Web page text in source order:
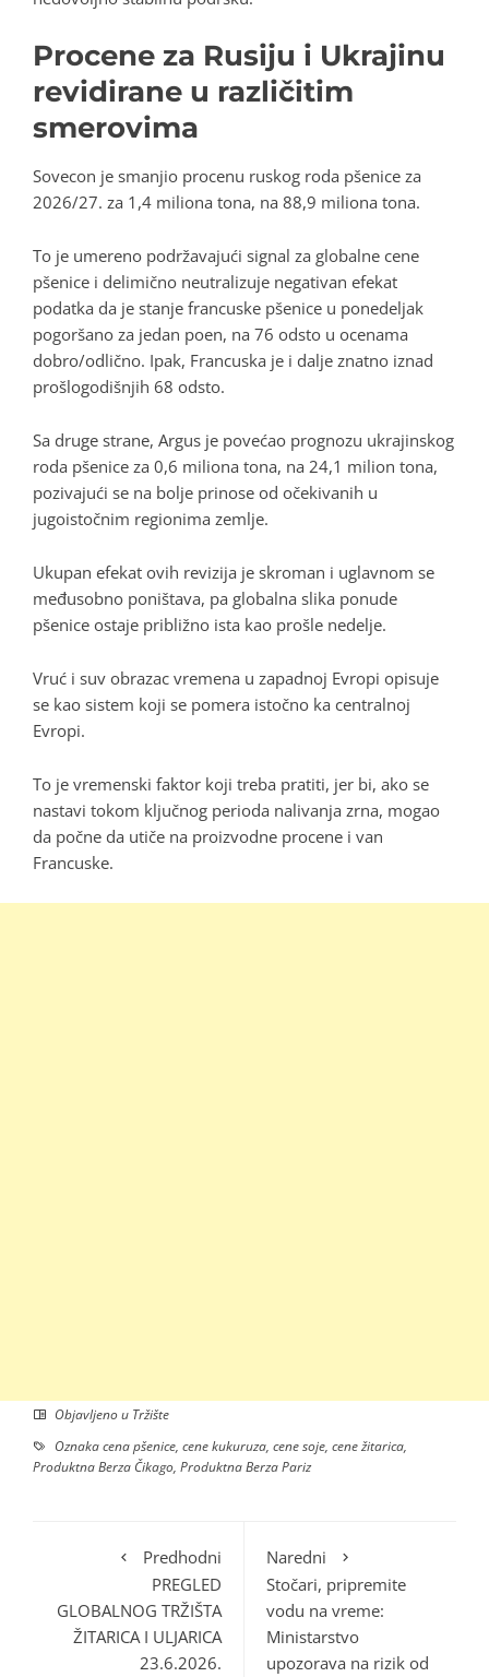
Procene za Rusiju i Ukrajinu
revidirane u različitim
smerovima
Sovecon je smanjio procenu ruskog roda pšenice za
2026/27. za 1,4 miliona tona, na 88,9 miliona tona.
To je umereno podržavajući signal za globalne cene
pšenice i delimično neutralizuje negativan efekat
podatka da je stanje francuske pšenice u ponedeljak
pogoršano za jedan poen, na 76 odsto u ocenama
dobro/odlično. Ipak, Francuska je i dalje znatno iznad
prošlogodišnjih 68 odsto.
Sa druge strane, Argus je povećao prognozu ukrajinskog
roda pšenice za 0,6 miliona tona, na 24,1 milion tona,
pozivajući se na bolje prinose od očekivanih u
jugoistočnim regionima zemlje.
Ukupan efekat ovih revizija je skroman i uglavnom se
međusobno poništava, pa globalna slika ponude
pšenice ostaje približno ista kao prošle nedelje.
Vruć i suv obrazac vremena u zapadnoj Evropi opisuje
se kao sistem koji se pomera istočno ka centralnoj
Evropi.
To je vremenski faktor koji treba pratiti, jer bi, ako se
nastavi tokom ključnog perioda nalivanja zrna, mogao
da počne da utiče na proizvodne procene i van
Francuske.
Objavljeno u Tržište
Oznakacena pšenice, cene kukuruza, cene soje, cene žitarica,
Produktna Berza Čikago, Produktna Berza Pariz
Predhodni
PREGLED
GLOBALNOG TRŽIŠTA
ŽITARICA I ULJARICA
23.6.2026.
Naredni
Stočari, pripremite
vodu na vreme:
Ministarstvo
upozorava na rizik od